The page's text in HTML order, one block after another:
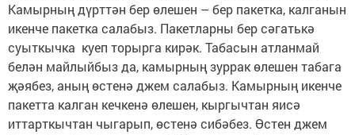
Камырның дүрттән бер өлешен – бер пакетка, калганын
икенче пакетка салабыз. Пакетларны бер сәгатькә
суыткычка куеп торырга кирәк. Табасын атланмай
белән майлыйбыз да, камырның зуррак өлешен табага
җәябез, аның өстенә джем салабыз. Камырның икенче
пакетта калган кечкенә өлешен, кыргычтан яисә
иттарткычтан чыгарып, өстенә сибәбез. Өстен джем